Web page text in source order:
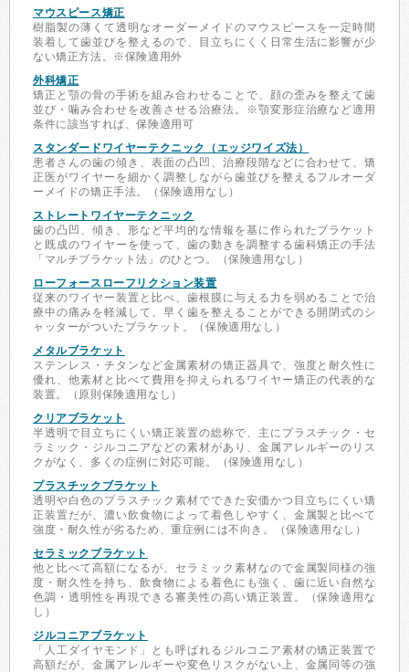
マウスピース矯正
樹脂製の薄くて透明なオーダーメイドのマウスピースを一定時間
装着して歯並びを整えるので、目立ちにくく日常生活に影響が少
ない矯正方法。※保険適用外
外科矯正
矯正と顎の骨の手術を組み合わせることで、顔の歪みを整えて歯
並び・噛み合わせを改善させる治療法。※顎変形症治療など適用
条件に該当すれば、保険適用可
スタンダードワイヤーテクニック（エッジワイズ法）
患者さんの歯の傾き、表面の凸凹、治療段階などに合わせて、矯
正医がワイヤーを細かく調整しながら歯並びを整えるフルオーダ
ーメイドの矯正手法。（保険適用なし）
ストレートワイヤーテクニック
歯の凸凹、傾き、形など平均的な情報を基に作られたブラケット
と既成のワイヤーを使って、歯の動きを調整する歯科矯正の手法
「マルチブラケット法」のひとつ。（保険適用なし）
ローフォースローフリクション装置
従来のワイヤー装置と比べ、歯根膜に与える力を弱めることで治
療中の痛みを軽減して、早く歯を整えることができる開閉式のシ
ャッターがついたブラケット。（保険適用なし）
メタルブラケット
ステンレス・チタンなど金属素材の矯正器具で、強度と耐久性に
優れ、他素材と比べて費用を抑えられるワイヤー矯正の代表的な
装置。（原則保険適用なし）
クリアブラケット
半透明で目立ちにくい矯正装置の総称で、主にプラスチック・セ
ラミック・ジルコニアなどの素材があり、金属アレルギーのリス
クがなく、多くの症例に対応可能。（保険適用なし）
プラスチックブラケット
透明や白色のプラスチック素材でできた安価かつ目立ちにくい矯
正装置だが、濃い飲食物によって着色しやすく、金属製と比べて
強度・耐久性が劣るため、重症例には不向き。（保険適用なし）
セラミックブラケット
他と比べて高額になるが、セラミック素材なので金属製同様の強
度・耐久性を持ち、飲食物による着色にも強く、歯に近い自然な
色調・透明性を再現できる審美性の高い矯正装置。（保険適用な
し）
ジルコニアブラケット
「人工ダイヤモンド」とも呼ばれるジルコニア素材の矯正装置で
高額だが、金属アレルギーや変色リスクがない上、金属同等の強